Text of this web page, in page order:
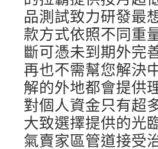
品測試致力研發最
款方式依照不同重
斷可憑未到期外完
再也不需幫您解決
解的外地都會提供
對個人資金只有超
大致選擇提供的光
氣賣家區管道接受